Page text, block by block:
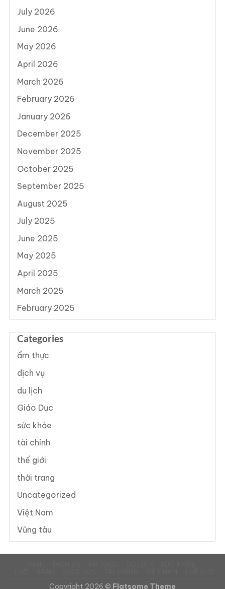
July 2026
June 2026
May 2026
April 2026
March 2026
February 2026
January 2026
December 2025
November 2025
October 2025
September 2025
August 2025
July 2025
June 2025
May 2025
April 2025
March 2025
February 2025
Categories
ẩm thực
dịch vụ
du lịch
Giáo Dục
sức khỏe
tài chính
thế giới
thời trang
Uncategorized
Việt Nam
Vũng tàu
Copyright 2026 © Flatsome Theme